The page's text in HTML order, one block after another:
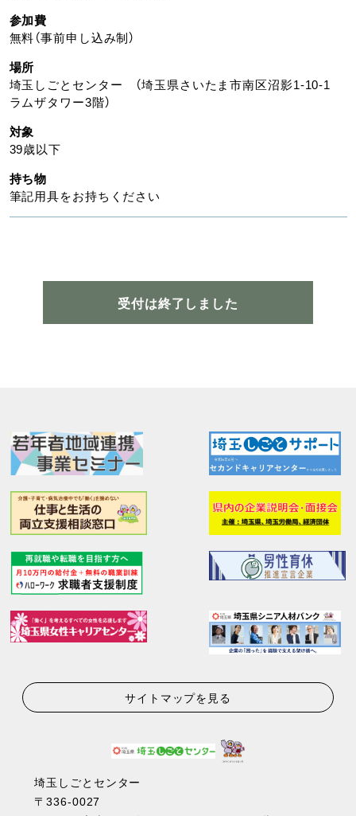
参加費
無料（事前申し込み制）
場所
埼玉しごとセンター （埼玉県さいたま市南区沼影1-10-1
ラムザタワー3階）
対象
39歳以下
持ち物
筆記用具をお持ちください
受付は終了しました
サイトマップを見る
埼玉しごとセンター
〒336-0027